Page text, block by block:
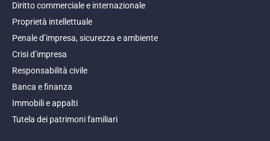
Diritto commerciale e internazionale
Proprietà intellettuale
Penale d’impresa, sicurezza e ambiente
Crisi d’impresa
Responsabilità civile
Banca e finanza
Immobili e appalti
Tutela dei patrimoni familiari